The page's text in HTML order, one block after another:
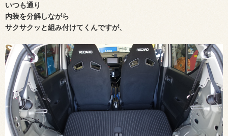
いつも通り
内装を分解しながら
サクサクッと組み付けてくんですが、